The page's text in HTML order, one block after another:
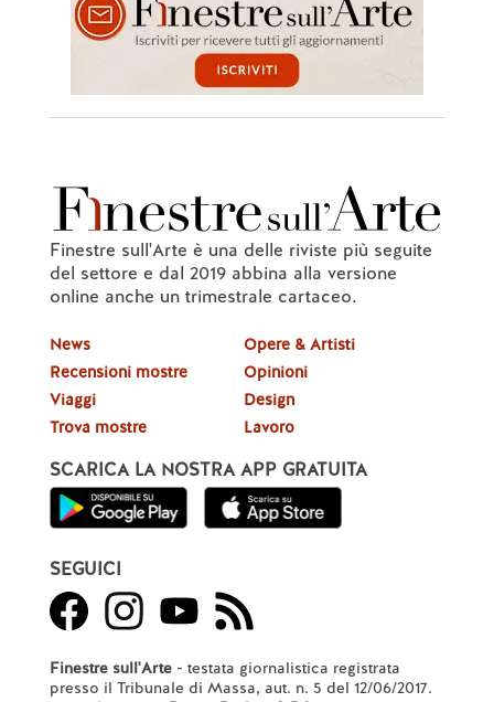
Finestre sull'Arte è una delle riviste più seguite
del settore e dal 2019 abbina alla versione
online anche un trimestrale cartaceo.
News
Recensioni mostre
Viaggi
Trova mostre
Opere & Artisti
Opinioni
Design
Lavoro
SCARICA LA NOSTRA APP GRATUITA
SEGUICI
Finestre sull'Arte- testata giornalistica registrata
presso il Tribunale di Massa, aut. n. 5 del 12/06/2017.